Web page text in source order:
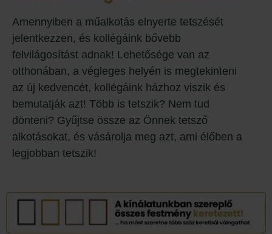
Amennyiben a műalkotás elnyerte tetszését
jelentkezzen, és kollégáink bővebb
felvilágosítást adnak! Lehetősége van az
otthonában, a végleges helyén is megtekinteni
az új kedvencét, kollégáink házhoz viszik és
bemutatják azt! Több is tetszik? Nem tud
dönteni? Gyűjtse össze az Önnek tetsző
alkotásokat, és vásárolja meg azt, ami élőben a
legjobban tetszik!